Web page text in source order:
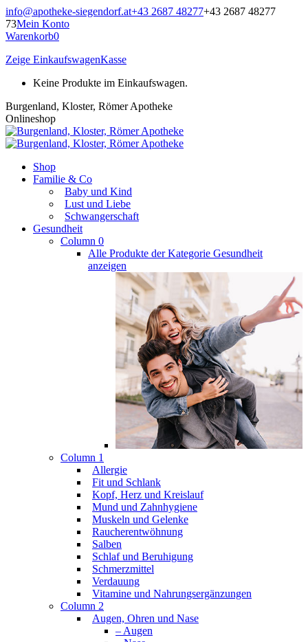
Zum
Inhalt
springen
info@apotheke-siegendorf.at+43 2687 48277+43 2687 48277
73Mein Konto
Warenkorb0
Zeige EinkaufswagenKasse
Keine Produkte im Einkaufswagen.
Burgenland, Kloster, Römer Apotheke
Onlineshop
Shop
Familie & Co
Baby und Kind
Lust und Liebe
Schwangerschaft
Gesundheit
Column 0
Alle Produkte der Kategorie Gesundheit
anzeigen
Column 1
Allergie
Fit und Schlank
Kopf, Herz und Kreislauf
Mund und Zahnhygiene
Muskeln und Gelenke
Raucherentwöhnung
Salben
Schlaf und Beruhigung
Schmerzmittel
Verdauung
Vitamine und Nahrungsergänzungen
Column 2
Augen, Ohren und Nase
– Augen